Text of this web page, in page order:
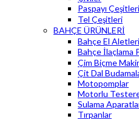
Paspayı Çeşitleri
Tel Çeşitleri
BAHÇE ÜRÜNLERİ
Bahçe El Aletleri
Bahçe İlaçlama
Çim Biçme
Çit Dal
Motopomplar
Motorlu
Sulama
Tırpanlar